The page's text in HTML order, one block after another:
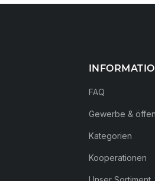
FAQ
Gewerbe &
Kategorien
Kooperationen